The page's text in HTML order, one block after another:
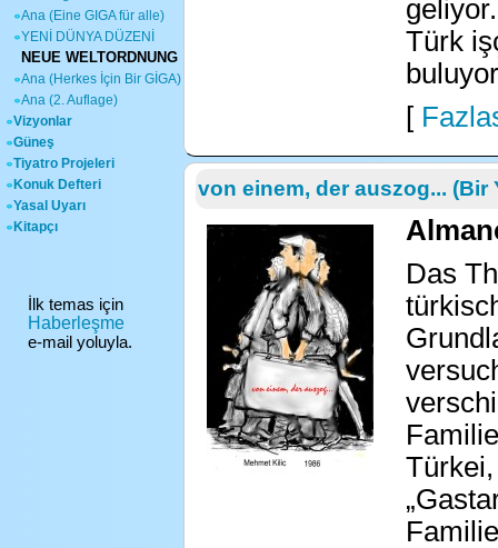
Ana (Eine GIGA für alle)
YENİ DÜNYA DÜZENİ
NEUE WELTORDNUNG
Ana (Herkes İçin Bir GİGA)
Ana (2. Auflage)
Vizyonlar
Güneş
Tiyatro Projeleri
Konuk Defteri
Yasal Uyarı
Kitapçı
İlk temas için
Haberleşme
e-mail yoluyla.
Türk
[
von einem, der auszog... (Bir
Das